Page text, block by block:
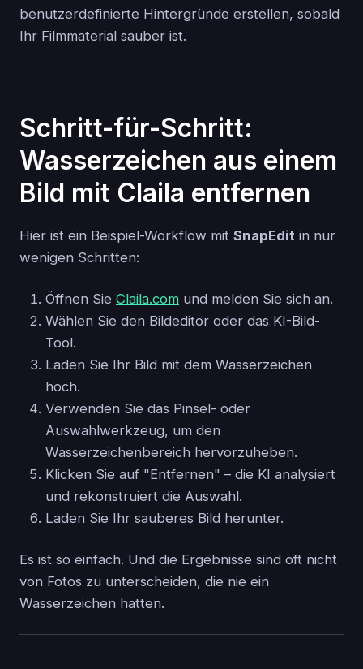
benutzerdefinierte Hintergründe erstellen, sobald
Ihr Filmmaterial sauber ist.
Schritt-für-Schritt:
Wasserzeichen aus einem
Bild mit Claila entfernen
Hier ist ein Beispiel-Workflow mit SnapEdit in nur
wenigen Schritten:
Öffnen Sie Claila.com und melden Sie sich an.
Wählen Sie den Bildeditor oder das KI-Bild-
Tool.
Laden Sie Ihr Bild mit dem Wasserzeichen
hoch.
Verwenden Sie das Pinsel- oder
Auswahlwerkzeug, um den
Wasserzeichenbereich hervorzuheben.
Klicken Sie auf "Entfernen" – die KI analysiert
und rekonstruiert die Auswahl.
Laden Sie Ihr sauberes Bild herunter.
Es ist so einfach. Und die Ergebnisse sind oft nicht
von Fotos zu unterscheiden, die nie ein
Wasserzeichen hatten.